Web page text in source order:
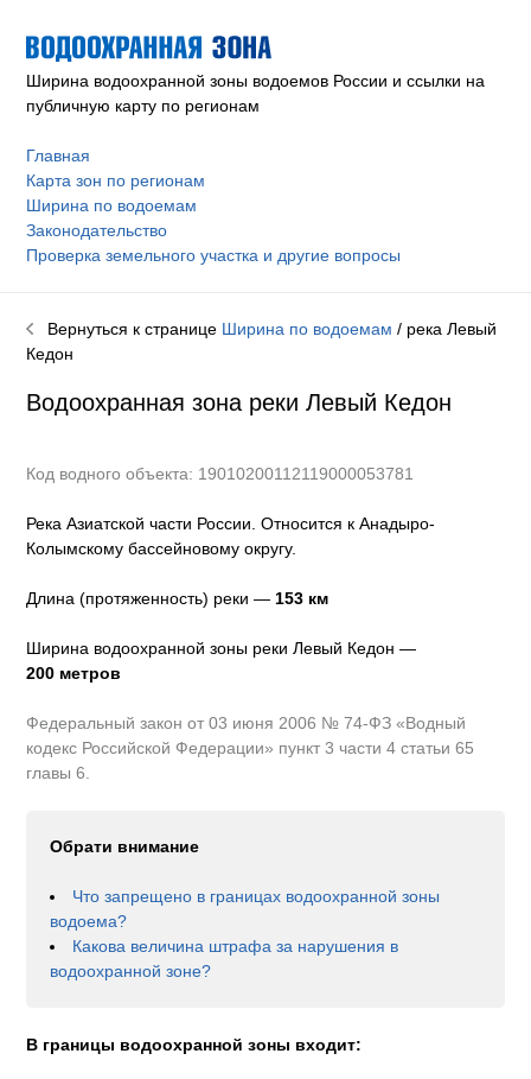
Ширина водоохранной зоны водоемов России и ссылки на
публичную карту по регионам
Главная
Карта зон по регионам
Ширина по водоемам
Законодательство
Проверка земельного участка и другие вопросы
Вернуться к странице Ширина по водоемам / река Левый
Кедон
Водоохранная зона реки Левый Кедон
Код водного объекта: 19010200112119000053781
Река Азиатской части России. Относится к Анадыро-
Колымскому бассейновому округу.
Длина (протяженность) реки — 153 км
Ширина водоохранной зоны реки Левый Кедон —
200 метров
Федеральный закон от 03 июня 2006 № 74-ФЗ «Водный
кодекс Российской Федерации» пункт 3 части 4 статьи 65
главы 6.
Обрати внимание
Что запрещено в границах водоохранной зоны
водоема?
Какова величина штрафа за нарушения в
водоохранной зоне?
В границы водоохранной зоны входит: